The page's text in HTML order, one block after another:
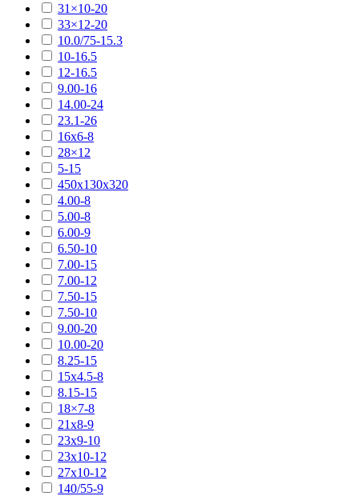
31×10-20
33×12-20
10.0/75-15.3
10-16.5
12-16.5
9.00-16
14.00-24
23.1-26
16х6-8
28×12
5-15
450х130х320
4.00-8
5.00-8
6.00-9
6.50-10
7.00-15
7.00-12
7.50-15
7.50-10
9.00-20
10.00-20
8.25-15
15х4.5-8
8.15-15
18×7-8
21х8-9
23х9-10
23х10-12
27х10-12
140/55-9